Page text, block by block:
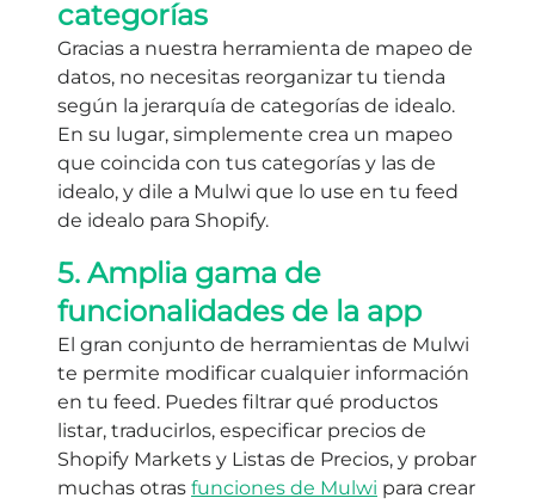
categorías
Gracias a nuestra herramienta de mapeo de
datos, no necesitas reorganizar tu tienda
según la jerarquía de categorías de idealo.
En su lugar, simplemente crea un mapeo
que coincida con tus categorías y las de
idealo, y dile a Mulwi que lo use en tu feed
de idealo para Shopify.
5. Amplia gama de
funcionalidades de la app
El gran conjunto de herramientas de Mulwi
te permite modificar cualquier información
en tu feed. Puedes filtrar qué productos
listar, traducirlos, especificar precios de
Shopify Markets y Listas de Precios, y probar
muchas otras funciones de Mulwi para crear